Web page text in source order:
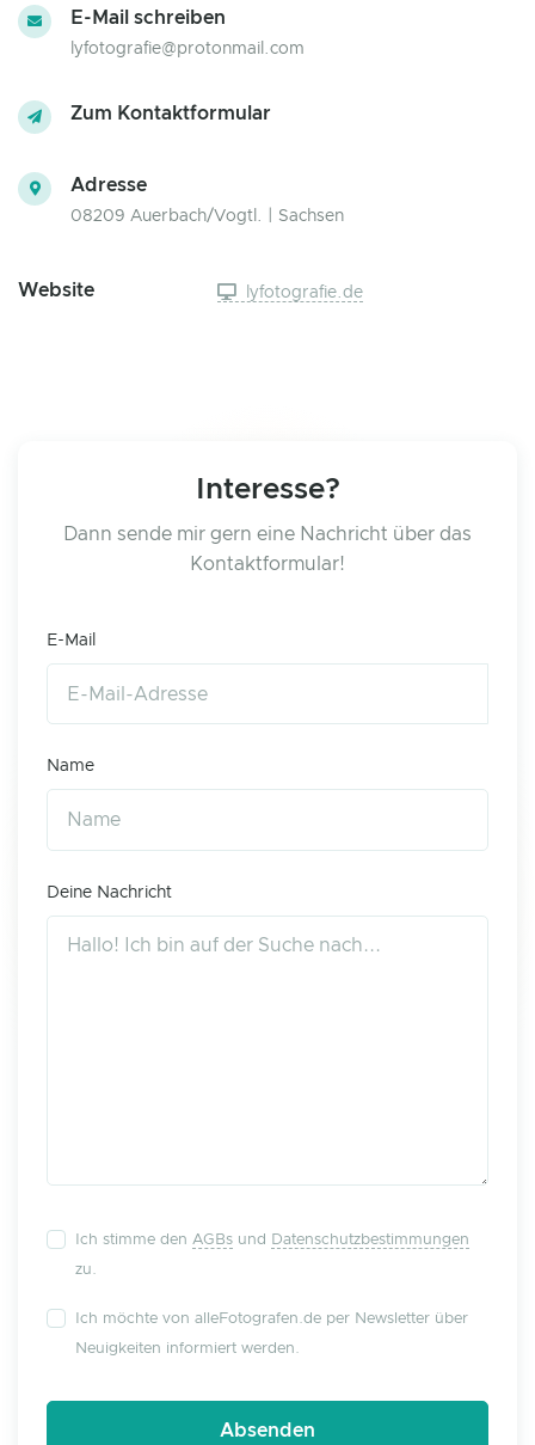
E-Mail schreiben
lyfotografie@protonmail.com
Zum Kontaktformular
Adresse
08209 Auerbach/Vogtl. | Sachsen
Website lyfotografie.de
Interesse?
Dann sende mir gern eine Nachricht über das
Kontaktformular!
E-Mail
Name
Deine Nachricht
Ich stimme den AGBs und
Datenschutzbestimmungen
zu.
Ich möchte von alleFotografen.de per Newsletter über
Neuigkeiten informiert werden.